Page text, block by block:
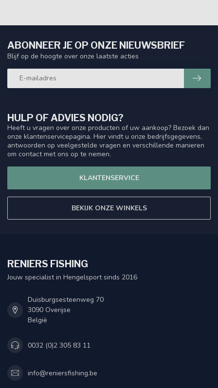
HULP OF ADVIES NODIG?
Heeft u vragen over onze producten of uw aankoop? Bezoek dan
onze klantenservicepagina. Hier vindt u onze bedrijfsgegevens,
antwoorden op veelgestelde vragen en verschillende manieren
om contact met ons op te nemen.
KLANTENSERVICE
BEKIJK ONZE WINKELS
ABONNEER JE OP ONZE NIEUWSBRIEF
Blijf op de hoogte over onze laatste acties
RENIERS FISHING
Jouw specialist in Hengelsport sinds 2016
Duisburgsesteenweg 70
3090 Overijse
België
0032 (0)2 305 83 11
info@reniersfishing.be